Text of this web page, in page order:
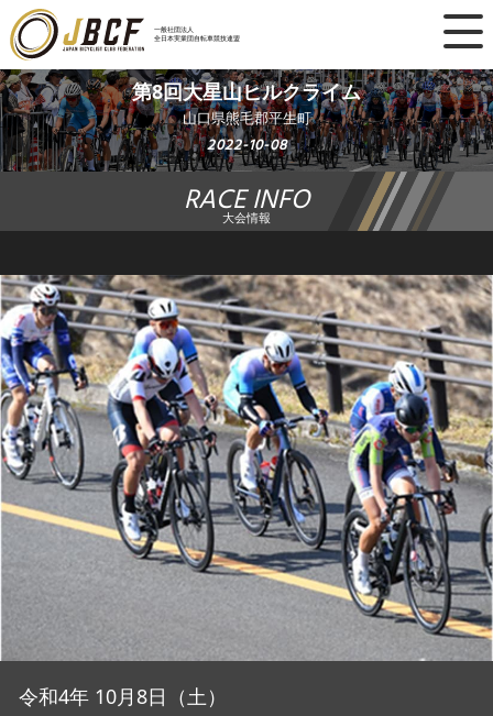
一般社団法人
全日本実業団自転車競技連盟
×
ニュース
レース日程
ランキング
チーム・選手
競技ガイド
加盟・登録
エントリー
JBCF ROAD SERIESとは
第8回大星山ヒルクライム
山口県熊毛郡平生町
2022-10-08
RACE INFO
大会情報
令和4年 10月8日（土）